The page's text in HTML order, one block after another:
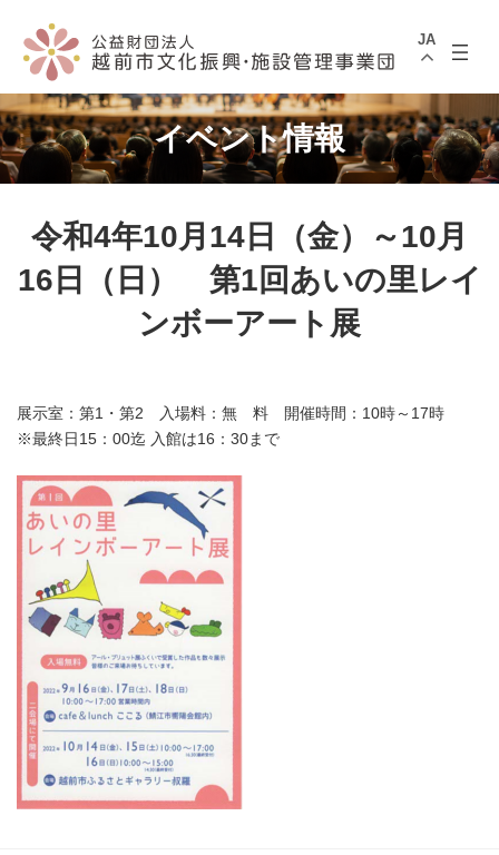
へ
ス
キ
ッ
プ
ョ
ン
に
移
動
JA
イベント情報
令和4年10月14日（金）～10月
16日（日） 第1回あいの里レイ
ンボーアート展
展示室：第1・第2 入場料：無 料 開催時間：10時～17時
※最終日15：00迄 入館は16：30まで